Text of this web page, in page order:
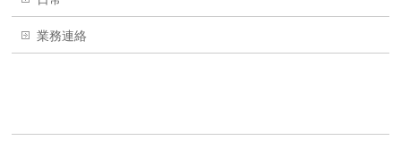
業務連絡